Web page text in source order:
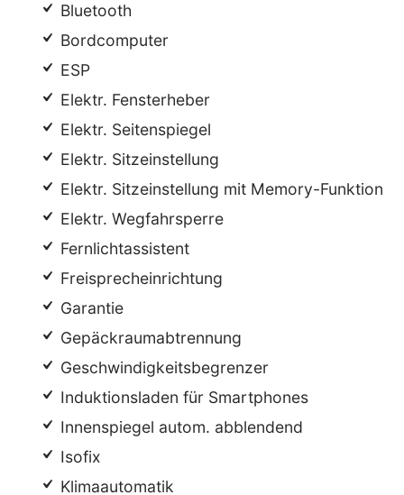
Bluetooth
Bordcomputer
ESP
Elektr. Fensterheber
Elektr. Seitenspiegel
Elektr. Sitzeinstellung
Elektr. Sitzeinstellung mit Memory-Funktion
Elektr. Wegfahrsperre
Fernlichtassistent
Freisprecheinrichtung
Garantie
Gepäckraumabtrennung
Geschwindigkeitsbegrenzer
Induktionsladen für Smartphones
Innenspiegel autom. abblendend
Isofix
Klimaautomatik